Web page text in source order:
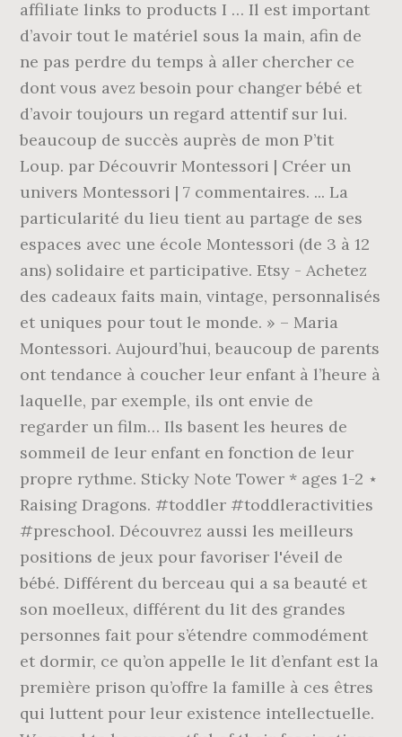
affiliate links to products I … Il est important
d’avoir tout le matériel sous la main, afin de
ne pas perdre du temps à aller chercher ce
dont vous avez besoin pour changer bébé et
d’avoir toujours un regard attentif sur lui.
beaucoup de succès auprès de mon P’tit
Loup. par Découvrir Montessori | Créer un
univers Montessori | 7 commentaires. ... La
particularité du lieu tient au partage de ses
espaces avec une école Montessori (de 3 à 12
ans) solidaire et participative. Etsy - Achetez
des cadeaux faits main, vintage, personnalisés
et uniques pour tout le monde. » – Maria
Montessori. Aujourd’hui, beaucoup de parents
ont tendance à coucher leur enfant à l’heure à
laquelle, par exemple, ils ont envie de
regarder un film… Ils basent les heures de
sommeil de leur enfant en fonction de leur
propre rythme. Sticky Note Tower * ages 1-2 ⋆
Raising Dragons. #toddler #toddleractivities
#preschool. Découvrez aussi les meilleurs
positions de jeux pour favoriser l'éveil de
bébé. Différent du berceau qui a sa beauté et
son moelleux, différent du lit des grandes
personnes fait pour s’étendre commodément
et dormir, ce qu’on appelle le lit d’enfant est la
première prison qu’offre la famille à ces êtres
qui luttent pour leur existence intellectuelle.